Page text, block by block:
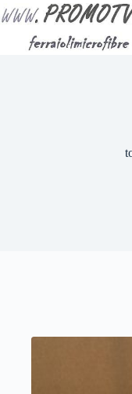
Passer
au
contenu